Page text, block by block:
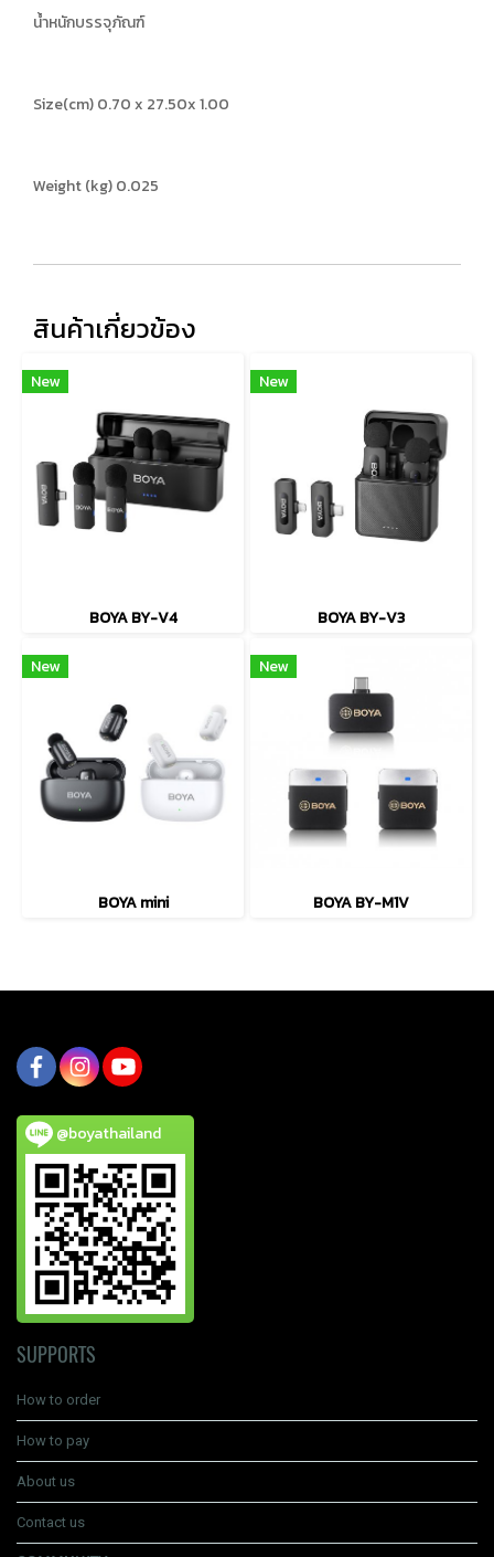
น้ำหนักบรรจุภัณฑ์
Size(cm) 0.70 x 27.50x 1.00
Weight (kg) 0.025
สินค้าเกี่ยวข้อง
New
BOYA BY-V4
New
BOYA BY-V3
New
BOYA mini
New
BOYA BY-M1V
@boyathailand
SUPPORTS
How to order
How to pay
About us
Contact us